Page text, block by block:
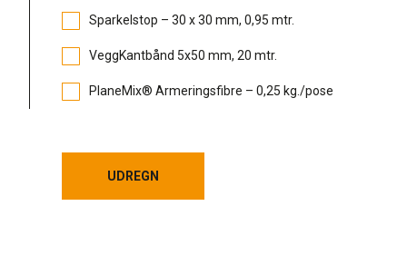
Sparkelstop – 30 x 30 mm, 0,95 mtr.
VeggKantbånd 5x50 mm, 20 mtr.
PlaneMix® Armeringsfibre – 0,25 kg./pose
UDREGN
UDREGN